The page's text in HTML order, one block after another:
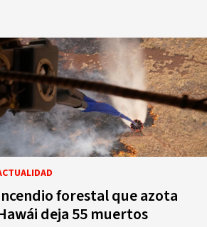
forestal que azota
deja 55 muertos